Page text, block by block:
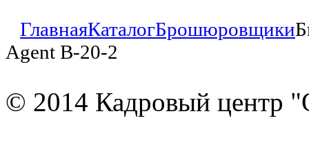
ГлавнаяКаталогБрошюровщики
Agent B-20-2
© 2014 Кадровый центр